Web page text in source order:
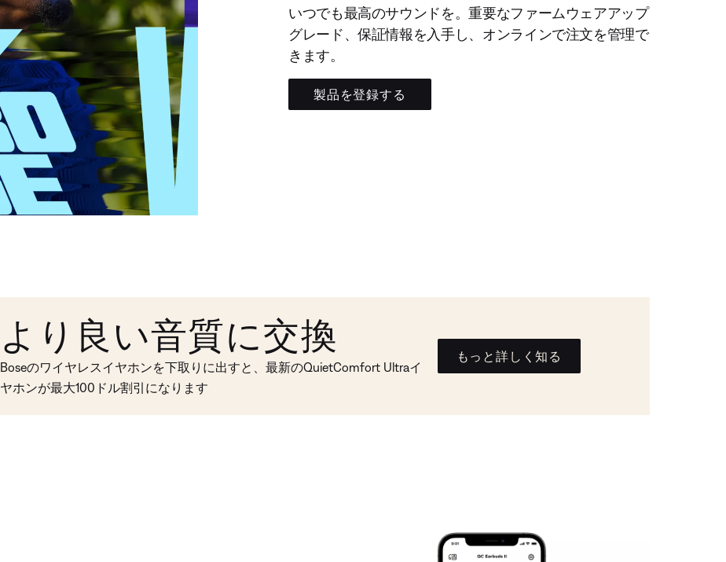
いつでも最高のサウンドを。重要なファームウェアアップ
グレード、保証情報を入手し、オンラインで注文を管理で
きます。
製品を登録する
より良い音質に交換
Boseのワイヤレスイヤホンを下取りに出すと、最新のQuietComfort Ultraイ
ヤホンが最大100ドル割引になります
もっと詳しく知る